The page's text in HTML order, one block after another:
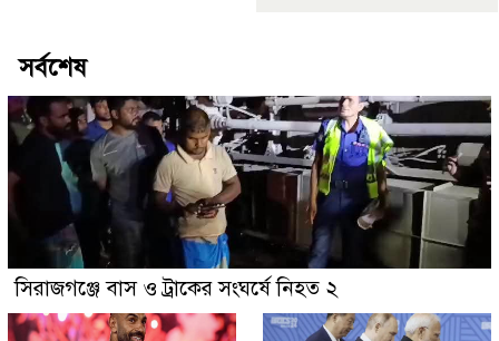
সর্বশেষ
সিরাজগঞ্জে বাস ও ট্রাকের সংঘর্ষে নিহত ২